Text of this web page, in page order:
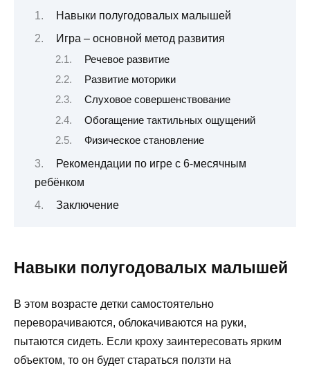
Навыки полугодовалых малышей
Игра – основной метод развития
Речевое развитие
Развитие моторики
Слуховое совершенствование
Обогащение тактильных ощущений
Физическое становление
Рекомендации по игре с 6-месячным
ребёнком
Заключение
Навыки полугодовалых малышей
В этом возрасте детки самостоятельно
переворачиваются, облокачиваются на руки,
пытаются сидеть. Если кроху заинтересовать ярким
объектом, то он будет стараться ползти на